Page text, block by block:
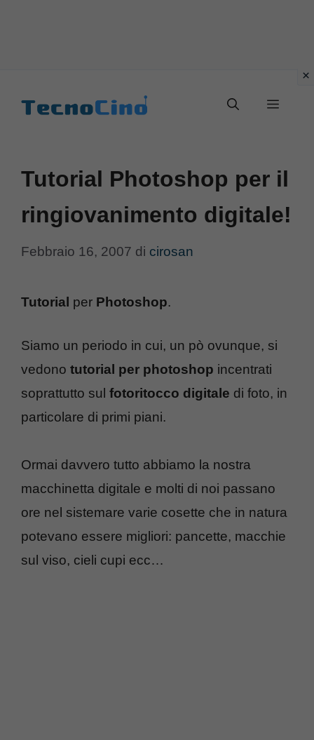
Menu
Tutorial Photoshop per il
ringiovanimento digitale!
Febbraio 16, 2007 di cirosan
Tutorial per Photoshop.
Siamo un periodo in cui, un pò ovunque, si
vedono tutorial per photoshop incentrati
soprattutto sul fotoritocco digitale di foto, in
particolare di primi piani.
Ormai davvero tutto abbiamo la nostra
macchinetta digitale e molti di noi passano
ore nel sistemare varie cosette che in natura
potevano essere migliori: pancette, macchie
sul viso, cieli cupi ecc…